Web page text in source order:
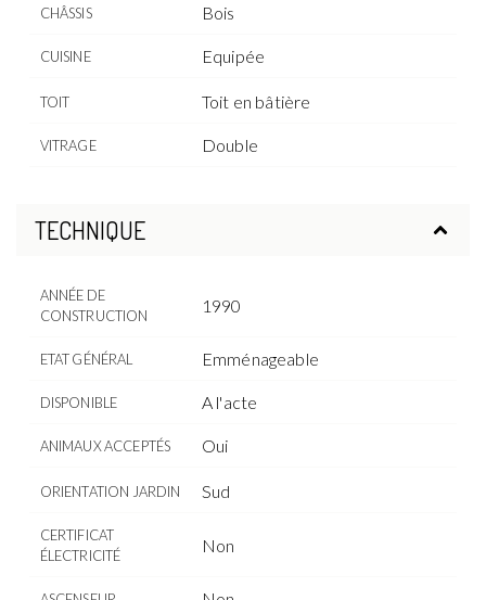
CHÂSSIS Bois
CUISINE Equipée
TOIT Toit en bâtière
VITRAGE Double
TECHNIQUE
ANNÉE DE
CONSTRUCTION
1990
ETAT GÉNÉRAL Emménageable
DISPONIBLE A l'acte
ANIMAUX ACCEPTÉS Oui
ORIENTATION JARDIN Sud
CERTIFICAT
ÉLECTRICITÉ
Non